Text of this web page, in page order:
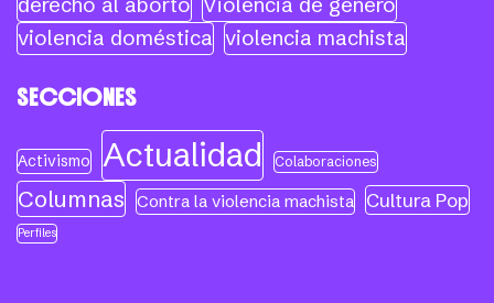
derecho al aborto Violencia de género
violencia doméstica violencia machista
SECCIONES
Activismo Actualidad Colaboraciones
Columnas Contra la violencia machista Cultura Pop
Perfiles